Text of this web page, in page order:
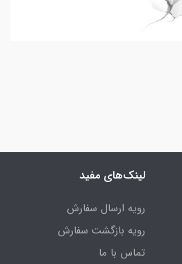
لینک‌های مفید
رویه ارسال سفارش
رویه بازگشت سفارش
تماس با ما